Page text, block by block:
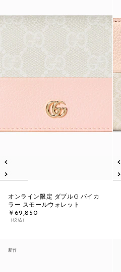
オンライン限定 ダブルG バイカ
ラー スモールウォレット
￥69,850
（税込）
新作